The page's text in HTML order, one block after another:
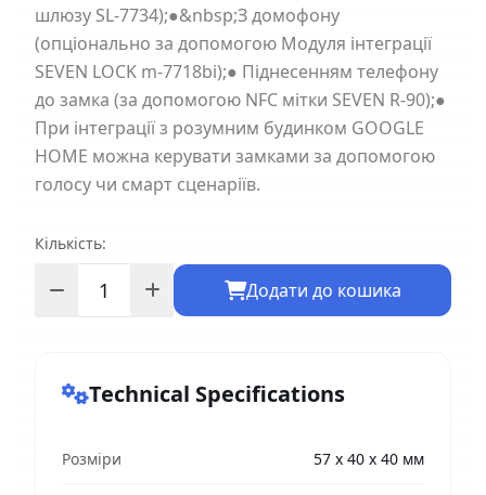
шлюзу SL-7734);●&nbsp;З домофону
(опціонально за допомогою Модуля інтеграції
SEVEN LOCK m-7718bi);● Піднесенням телефону
до замка (за допомогою NFC мітки SEVEN R-90);●
При інтеграції з розумним будинком GOOGLE
HOME можна керувати замками за допомогою
голосу чи смарт сценаріїв.
Кількість:
Додати до кошика
Technical Specifications
Розміри 57 х 40 х 40 мм